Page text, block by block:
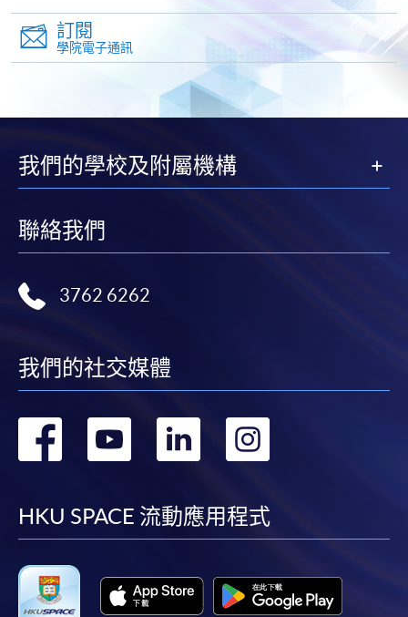
申請/報讀指南 :
短期課程
報讀同一學歷頒授課程內其他單元
交下期學費的學員，提供網上服務，如學員就讀的課
程設有此服務，課程負責人會通知學員有關程序。
網上支付可通過「繳費靈」(PPS) (不適用於手機)、
VISA 或 Mastercard、「微信支付」(Online WeChat
繳付學費。
親身報名/郵遞
SF26報名表，親往
費以及所需證明文件呈交。
訂閱
學院電子通訊
我們的學校及附屬機構
聯絡我們
3762 6262
我們的社交媒體
轉
facebook
轉
youtube
轉
linkedin
轉
HKU SPACE 流動應用程式